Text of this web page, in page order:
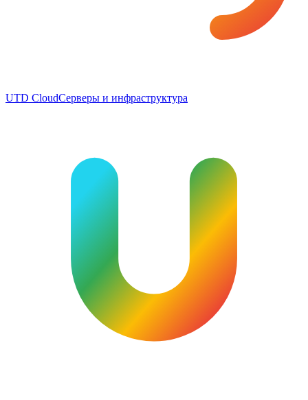
UTD CloudСерверы и инфраструктура